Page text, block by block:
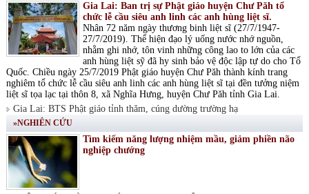
Gia Lai: Ban trị sự Phật giáo huyện Chư Păh tổ
chức lễ cầu siêu anh linh các anh hùng liệt sĩ.
Nhân 72 năm ngày thương binh liệt sĩ (27/7/1947-
27/7/2019). Thể hiện đạo lý uống nước nhớ nguồn,
nhằm ghi nhớ, tôn vinh những công lao to lớn của các
anh hùng liệt sỹ đã hy sinh bảo vệ độc lập tự do cho Tổ
Quốc. Chiều ngày 25/7/2019 Phật giáo huyện Chư Păh thành kính trang
nghiêm tổ chức lễ cầu siêu anh linh các anh hùng liệt sĩ tại đền tưởng niệm
liệt sĩ tọa lạc tại thôn 8, xã Nghĩa Hưng, huyện Chư Păh tỉnh Gia Lai.
Gia Lai: BTS Phật giáo tỉnh thăm, cúng dường trường hạ
»NGHIÊN CỨU
Tìm kiếm năng lượng nhiệm mầu, giảm phiền não
nghiệp chướng